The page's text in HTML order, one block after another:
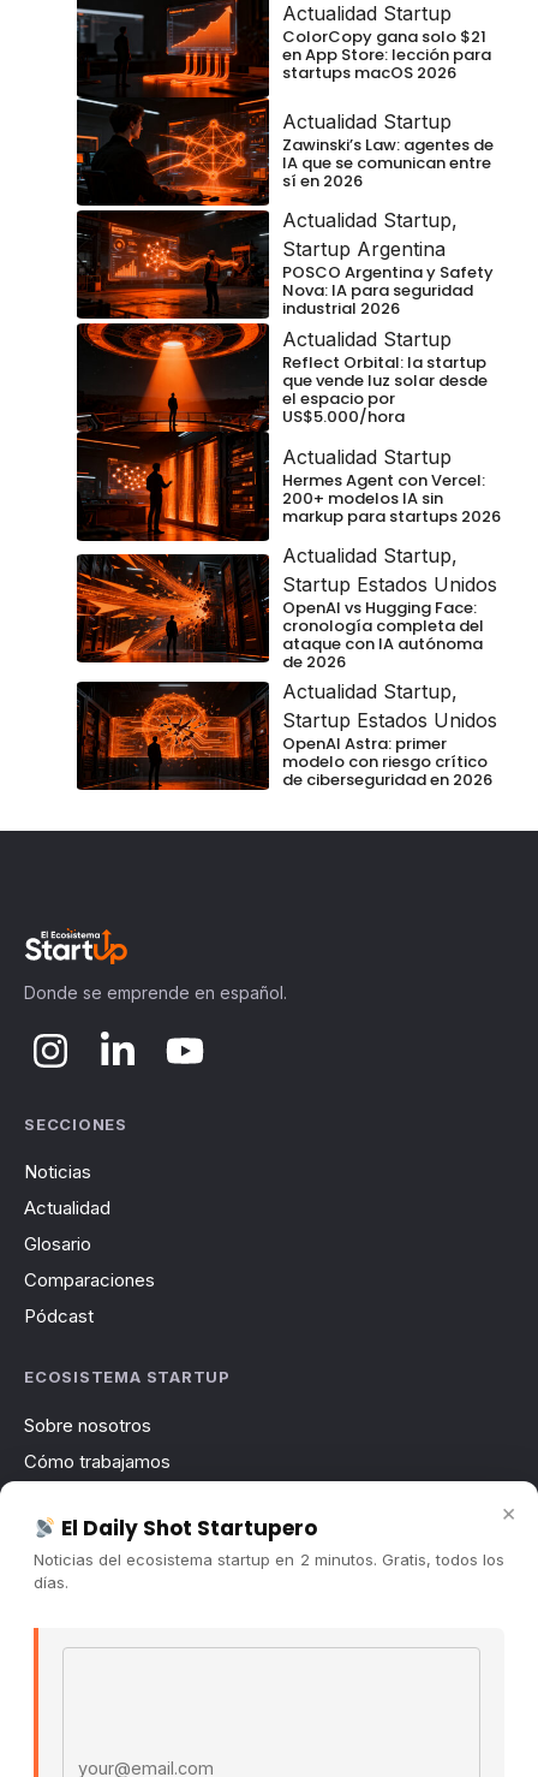
Actualidad Startup
ColorCopy gana solo $21
en App Store: lección para
startups macOS 2026
Actualidad Startup
Zawinski’s Law: agentes de
IA que se comunican entre
sí en 2026
Actualidad Startup,
Startup Argentina
POSCO Argentina y Safety
Nova: IA para seguridad
industrial 2026
Actualidad Startup
Reflect Orbital: la startup
que vende luz solar desde
el espacio por
US$5.000/hora
Actualidad Startup
Hermes Agent con Vercel:
200+ modelos IA sin
markup para startups 2026
Actualidad Startup,
Startup Estados Unidos
OpenAI vs Hugging Face:
cronología completa del
ataque con IA autónoma
de 2026
Actualidad Startup,
Startup Estados Unidos
OpenAI Astra: primer
modelo con riesgo crítico
de ciberseguridad en 2026
Donde se emprende en español.
SECCIONES
Noticias
Actualidad
Glosario
Comparaciones
Pódcast
ECOSISTEMA STARTUP
Sobre nosotros
Cómo trabajamos
Contacto
Publicidad
×
El Daily Shot Startupero
Noticias del ecosistema startup en 2 minutos. Gratis, todos los
días.